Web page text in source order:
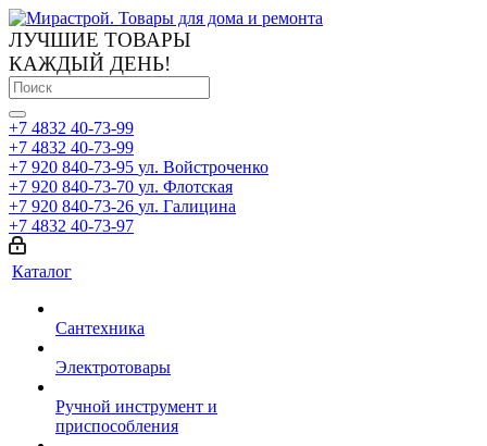
ЛУЧШИЕ ТОВАРЫ
КАЖДЫЙ ДЕНЬ!
+7 4832 40-73-99
+7 4832 40-73-99
+7 920 840-73-95 ул. Войстроченко
+7 920 840-73-70 ул. Флотская
+7 920 840-73-26 ул. Галицина
+7 4832 40-73-97
Каталог
Сантехника
Электротовары
Ручной инструмент и
приспособления